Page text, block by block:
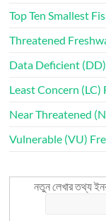
Top Ten Smallest
Threatened
Data Deficient
Least Concern
Near Threatened
Vulnerable (VU)
নতুন লেখার তথ্য